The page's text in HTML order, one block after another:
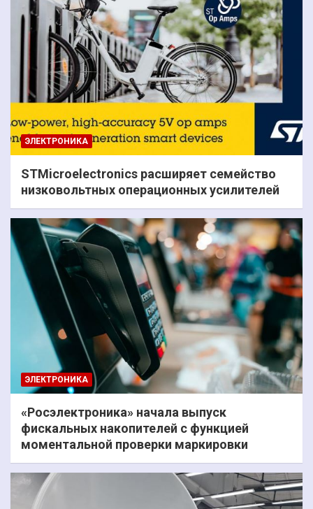
ЭЛЕКТРОНИКА
STMicroelectronics расширяет семейство
низковольтных операционных усилителей
ЭЛЕКТРОНИКА
«Росэлектроника» начала выпуск
фискальных накопителей с функцией
моментальной проверки маркировки